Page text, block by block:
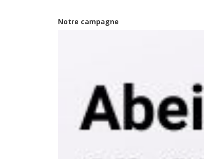
Notre campagne